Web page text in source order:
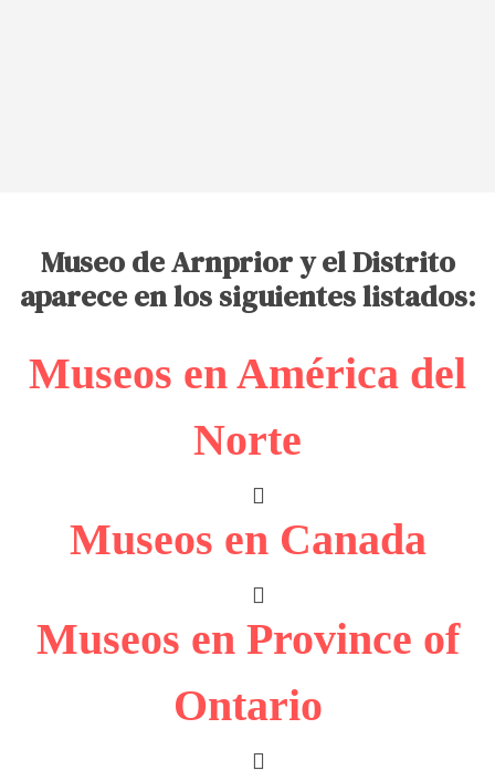
Museo de Arnprior y el Distrito
aparece en los siguientes listados:
Museos en América del
Norte
Museos en Canada
Museos en Province of
Ontario